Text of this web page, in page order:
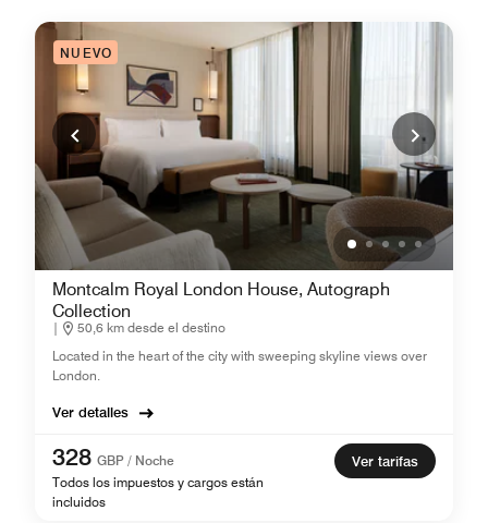
NUEVO
Montcalm Royal London House, Autograph
Collection
|
50,6 km desde el destino
Located in the heart of the city with sweeping skyline views over
London.
Ver detalles
328 GBP / Noche
Todos los impuestos y cargos están
incluidos
Ver tarifas